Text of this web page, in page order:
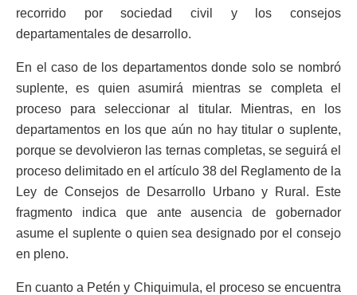
recorrido por sociedad civil y los consejos
departamentales de desarrollo.
En el caso de los departamentos donde solo se nombró
suplente, es quien asumirá mientras se completa el
proceso para seleccionar al titular. Mientras, en los
departamentos en los que aún no hay titular o suplente,
porque se devolvieron las ternas completas, se seguirá el
proceso delimitado en el artículo 38 del Reglamento de la
Ley de Consejos de Desarrollo Urbano y Rural. Este
fragmento indica que ante ausencia de gobernador
asume el suplente o quien sea designado por el consejo
en pleno.
En cuanto a Petén y Chiquimula, el proceso se encuentra